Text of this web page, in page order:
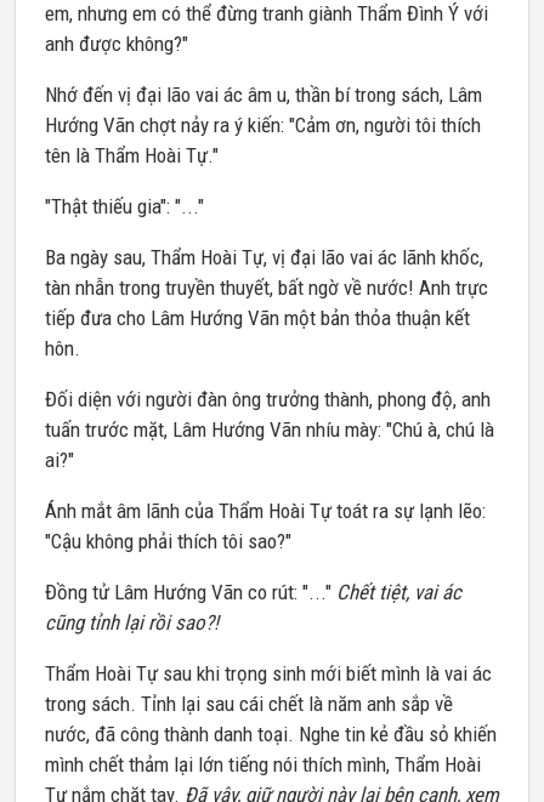
em, nhưng em có thể đừng tranh giành Thẩm Đình Ý với
anh được không?"
Nhớ đến vị đại lão vai ác âm u, thần bí trong sách, Lâm
Hướng Vãn chợt nảy ra ý kiến: "Cảm ơn, người tôi thích
tên là Thẩm Hoài Tự."
"Thật thiếu gia": "..."
Ba ngày sau, Thẩm Hoài Tự, vị đại lão vai ác lãnh khốc,
tàn nhẫn trong truyền thuyết, bất ngờ về nước! Anh trực
tiếp đưa cho Lâm Hướng Vãn một bản thỏa thuận kết
hôn.
Đối diện với người đàn ông trưởng thành, phong độ, anh
tuấn trước mặt, Lâm Hướng Vãn nhíu mày: "Chú à, chú là
ai?"
Ánh mắt âm lãnh của Thẩm Hoài Tự toát ra sự lạnh lẽo:
"Cậu không phải thích tôi sao?"
Đồng tử Lâm Hướng Vãn co rút: "..." Chết tiệt, vai ác
cũng tỉnh lại rồi sao?!
Thẩm Hoài Tự sau khi trọng sinh mới biết mình là vai ác
trong sách. Tỉnh lại sau cái chết là năm anh sắp về
nước, đã công thành danh toại. Nghe tin kẻ đầu sỏ khiến
mình chết thảm lại lớn tiếng nói thích mình, Thẩm Hoài
Tự nắm chặt tay. Đã vậy, giữ người này lại bên cạnh, xem